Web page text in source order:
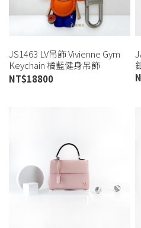
JS1463 LV吊飾 Vivienne Gym
Keychain 橘藍健身吊飾
M01198 (板橋店)
NT$18800